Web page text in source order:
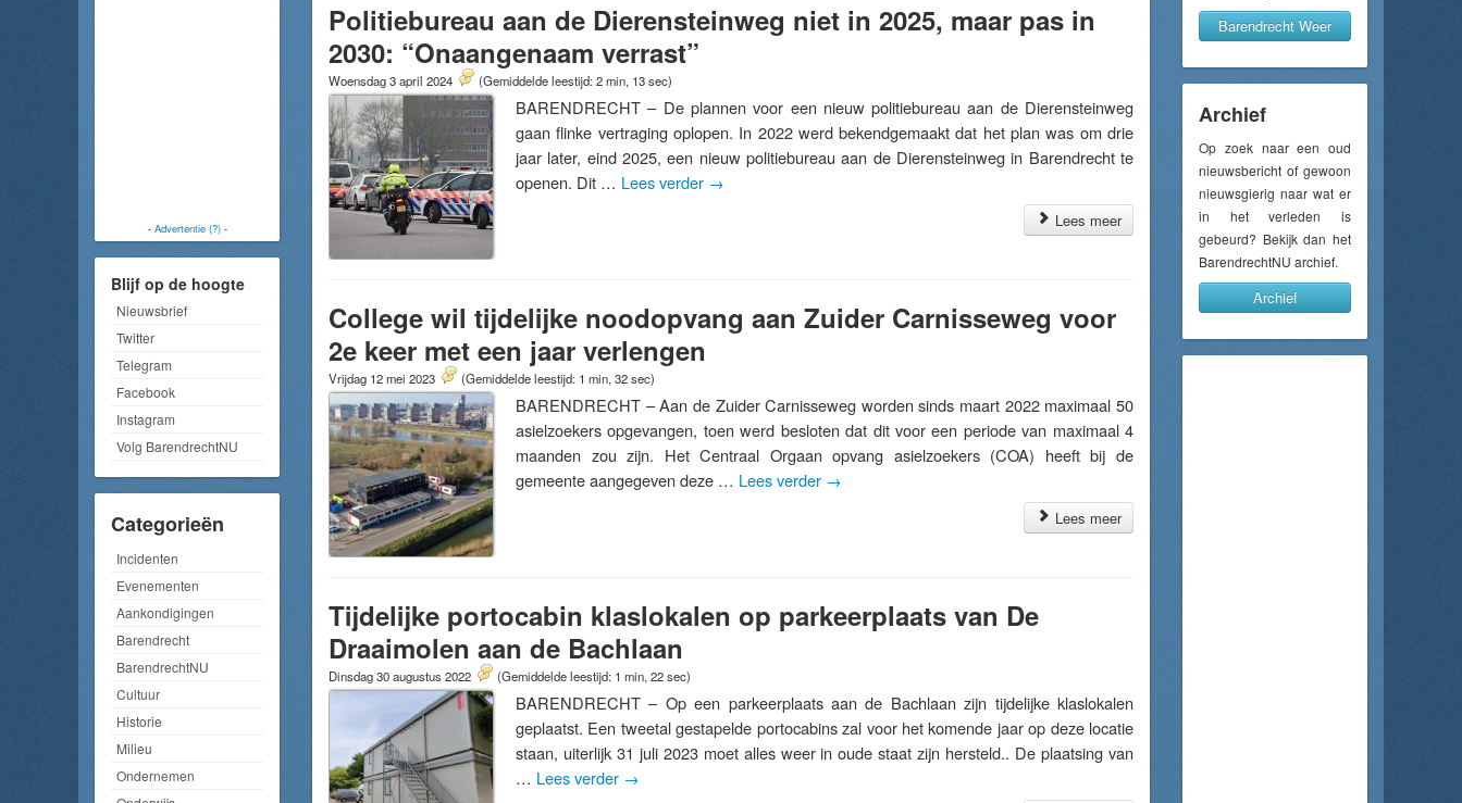
- Advertentie (?)-
Blijf op de hoogte
Nieuwsbrief
Twitter
Telegram
Facebook
Instagram
Volg BarendrechtNU
Categorieën
Incidenten
Evenementen
Aankondigingen
Barendrecht
BarendrechtNU
Cultuur
Historie
Milieu
Ondernemen
Politiebureau aan de Dierensteinweg niet in 2025, maar pas in
2030: “Onaangenaam verrast”
Woensdag 3 april 2024 (Gemiddelde leestijd: 2 min, 13 sec)
BARENDRECHT – De plannen voor een nieuw politiebureau aan de Dierensteinweg
gaan flinke vertraging oplopen. In 2022 werd bekendgemaakt dat het plan was om drie
jaar later, eind 2025, een nieuw politiebureau aan de Dierensteinweg in Barendrecht te
openen. Dit … Lees verder →
Lees meer
College wil tijdelijke noodopvang aan Zuider Carnisseweg voor
2e keer met een jaar verlengen
Vrijdag 12 mei 2023 (Gemiddelde leestijd: 1 min, 32 sec)
BARENDRECHT – Aan de Zuider Carnisseweg worden sinds maart 2022 maximaal 50
asielzoekers opgevangen, toen werd besloten dat dit voor een periode van maximaal 4
maanden zou zijn. Het Centraal Orgaan opvang asielzoekers (COA) heeft bij de
gemeente aangegeven deze … Lees verder →
Lees meer
Tijdelijke portocabin klaslokalen op parkeerplaats van De
Draaimolen aan de Bachlaan
Dinsdag 30 augustus 2022 (Gemiddelde leestijd: 1 min, 22 sec)
BARENDRECHT – Op een parkeerplaats aan de Bachlaan zijn tijdelijke klaslokalen
geplaatst. Een tweetal gestapelde portocabins zal voor het komende jaar op deze locatie
staan, uiterlijk 31 juli 2023 moet alles weer in oude staat zijn hersteld.. De plaatsing van
… Lees verder →
Barendrecht Weer
Archief
Op zoek naar een oud
nieuwsbericht of gewoon
nieuwsgierig naar wat er
in het verleden is
gebeurd? Bekijk dan het
BarendrechtNU archief.
Archief